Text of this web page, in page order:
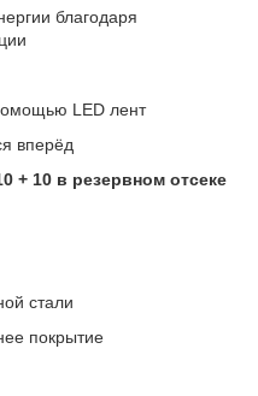
благодаря
LED лент
вперёд
+ 10 в резервном отсеке
стали
покрытие